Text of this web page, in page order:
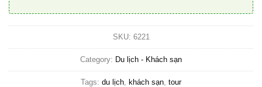
SKU: 6221
Category: Du lịch - Khách sạn
Tags: du lịch khách sạn tour